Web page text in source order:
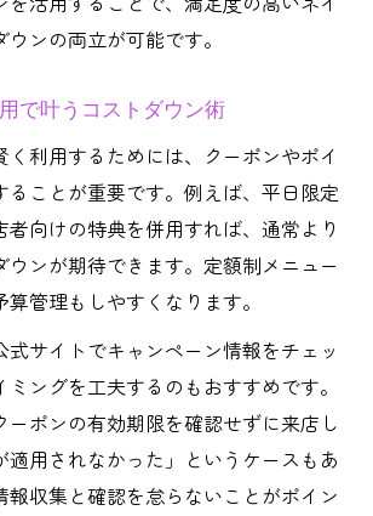
ンの両立が可能です。
で叶うコストダウン術
く利用するためには、クーポンやポイ
ることが重要です。例えば、平日限定
者向けの特典を併用すれば、通常より
ウンが期待できます。定額制メニュー
管理もしやすくなります。
式サイトでキャンペーン情報をチェッ
ングを工夫するのもおすすめです。
ーポンの有効期限を確認せずに来店し
適用されなかった」というケースもあ
報収集と確認を怠らないことがポイン